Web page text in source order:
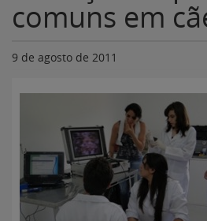
comuns em
9 de agosto de 2011